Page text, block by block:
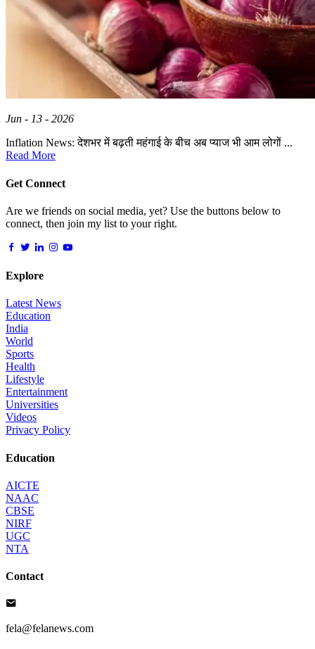
Jun - 13 - 2026
Inflation News: देशभर में बढ़ती महंगाई के बीच अब प्याज भी आम लोगों ...
Read More
Get Connect
Are we friends on social media, yet? Use the buttons below to
connect, then join my list to your right.
Explore
Latest News
Education
India
World
Sports
Health
Lifestyle
Entertainment
Universities
Videos
Privacy Policy
Education
AICTE
NAAC
CBSE
NIRF
UGC
NTA
Contact
fela@felanews.com